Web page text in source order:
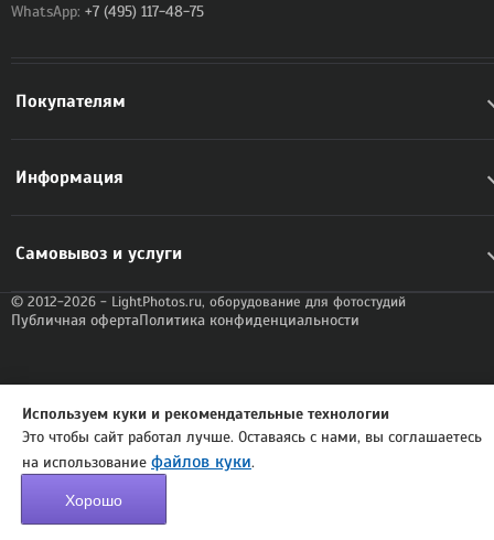
WhatsApp: +7 (495) 117-48-75
Покупателям
Информация
Самовывоз и услуги
© 2012-2026 - LightPhotos.ru, оборудование для фотостудий
Публичная офертаПолитика конфиденциальности
Используем куки и рекомендательные технологии
Это чтобы сайт работал лучше. Оставаясь с нами, вы соглашаетесь
на использование файлов куки.
Хорошо